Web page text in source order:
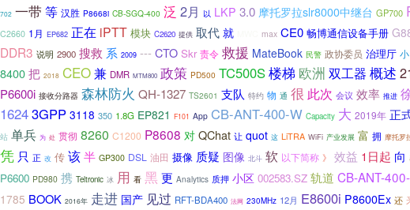
702 一带 等 汉胜 P8668i CB-SGQ-400 泛 2月 以 LKP 3.0 摩托罗拉slr8000中继台 GP700
C2660 1月 EP682 正在 iPTT 模块 C2620 提供 取代 就 max CE0 畅博通信设备手册
DDR3 说明 2900 搜救 系 2009 --- CTO Skr 责令 救援 MateBook 民警 政协委员 治理厅 小
8400把 2018 CEO兼 DMR MTM800 政策 PD500 TC500S楼梯 欧洲 双工器 概述
P6600i 接收分路器 森林防火 QH-1327 TS2601 支队 特约 物 通 很 此次 会议 效率 推进
16243GPP 3118 350 1.8G EP821 F101 App CB-ANT-400-W Capacity 大 2019年 正
站 单兵 为 处 贯彻 8260 C1200 P8608 对 QChat 让 quot 这 LiTRA WiFi 产业发展 富 拥 摩托罗
凭 只 正 改 传 该半 GP300 DSL 油田 摄像 质疑 图像 北斗 软 以下简称 》 效益 1日起 向
P6600 PD980 携 Teltronic 冰 用 看 黑 更 Analytics 质押 小区 002583.SZ 轨道 CB-ANT-
1785 BOOK 2016年 走进 国产 见过 RFT-BDA400 法网 230MHz 12月 E8600i P8600Ex 还